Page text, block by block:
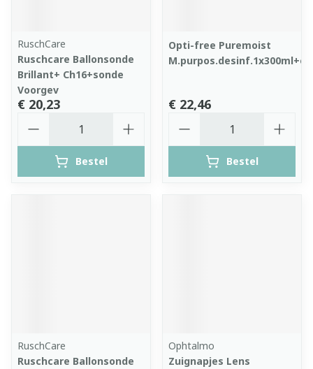
RuschCare
Ruschcare Ballonsonde
Brillant+ Ch16+sonde
Voorgev
€ 20,23
Bestel
Opti-free Puremoist
€ 22,46
Bestel
RuschCare
Ruschcare Ballonsonde
Ophtalmo
Zuignapjes Lens